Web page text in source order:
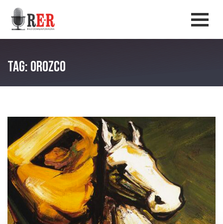
Salta al contenuto principale
Tag: orozco